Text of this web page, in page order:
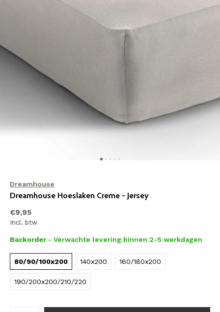
Dreamhouse
Dreamhouse Hoeslaken Creme - Jersey
€9,95
Incl. btw
Backorder - Verwachte levering binnen 2-5 werkdagen
80/90/100x200 140x200 160/180x200
190/200x200/210/220